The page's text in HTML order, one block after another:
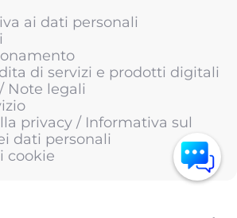
ai dati personali
di servizi e prodotti digitali
Note legali
privacy / Informativa sul
dati personali
cookie